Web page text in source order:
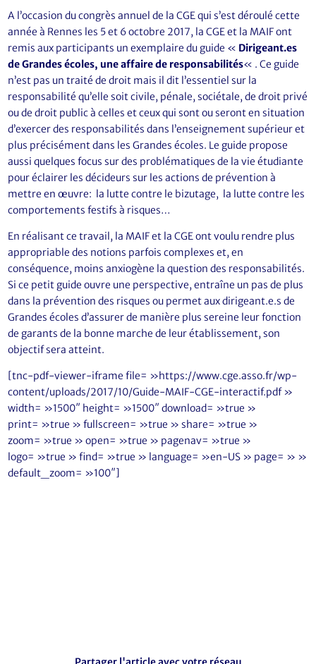
A l’occasion du congrès annuel de la CGE qui s’est déroulé cette
année à Rennes les 5 et 6 octobre 2017, la CGE et la MAIF ont
remis aux participants un exemplaire du guide « Dirigeant.es
de Grandes écoles, une affaire de responsabilités« . Ce guide
n’est pas un traité de droit mais il dit l’essentiel sur la
responsabilité qu’elle soit civile, pénale, sociétale, de droit privé
ou de droit public à celles et ceux qui sont ou seront en situation
d’exercer des responsabilités dans l’enseignement supérieur et
plus précisément dans les Grandes écoles. Le guide propose
aussi quelques focus sur des problématiques de la vie étudiante
pour éclairer les décideurs sur les actions de prévention à
mettre en œuvre: la lutte contre le bizutage, la lutte contre les
comportements festifs à risques…
En réalisant ce travail, la MAIF et la CGE ont voulu rendre plus
appropriable des notions parfois complexes et, en
conséquence, moins anxiogène la question des responsabilités.
Si ce petit guide ouvre une perspective, entraîne un pas de plus
dans la prévention des risques ou permet aux dirigeant.e.s de
Grandes écoles d’assurer de manière plus sereine leur fonction
de garants de la bonne marche de leur établissement, son
objectif sera atteint.
[tnc-pdf-viewer-iframe file= »https://www.cge.asso.fr/wp-
content/uploads/2017/10/Guide-MAIF-CGE-interactif.pdf »
width= »1500″ height= »1500″ download= »true »
print= »true » fullscreen= »true » share= »true »
zoom= »true » open= »true » pagenav= »true »
logo= »true » find= »true » language= »en-US » page= » »
default_zoom= »100″]